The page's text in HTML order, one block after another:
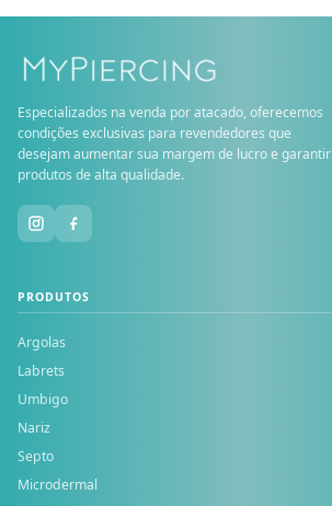
Especializados na venda por atacado, oferecemos
condições exclusivas para revendedores que
desejam aumentar sua margem de lucro e garantir
produtos de alta qualidade.
PRODUTOS
Argolas
Labrets
Umbigo
Nariz
Septo
Microdermal